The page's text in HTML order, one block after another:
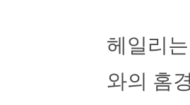
헤일리
와의 홈